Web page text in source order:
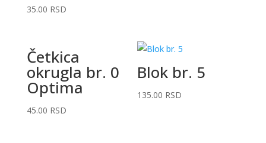
35.00 RSD
Četkica
okrugla br. 0
Optima
45.00 RSD
Blok br. 5
135.00 RSD